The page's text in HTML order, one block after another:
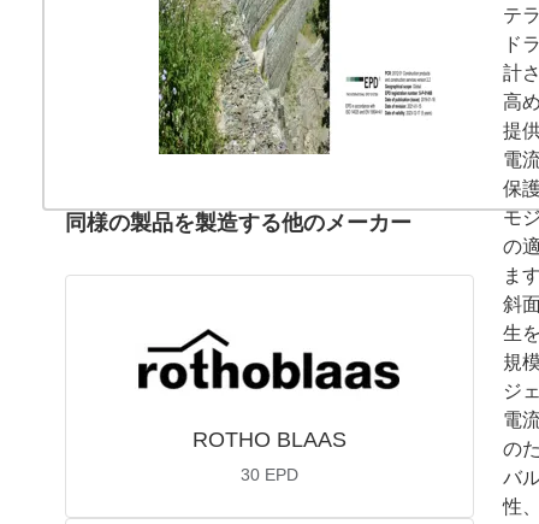
同様の製品を製造する他のメーカー
ROTHO BLAAS
30 EPD
テ
ド
計
高
提
電
保
モ
の
ま
斜
生
規
ジ
電
の
バ
性